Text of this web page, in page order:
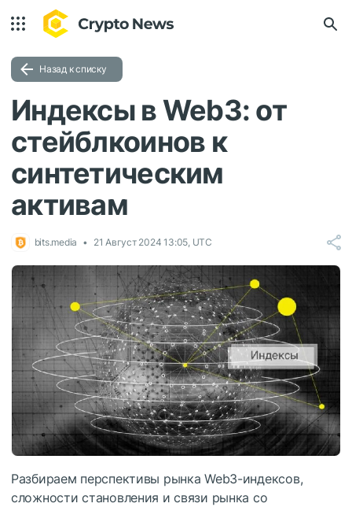
Назад к списку
Индексы в Web3: от
стейблкоинов к
синтетическим
активам
bits.media 21 Август 2024 13:05, UTC
Разбираем перспективы рынка Web3-индексов,
сложности становления и связи рынка со